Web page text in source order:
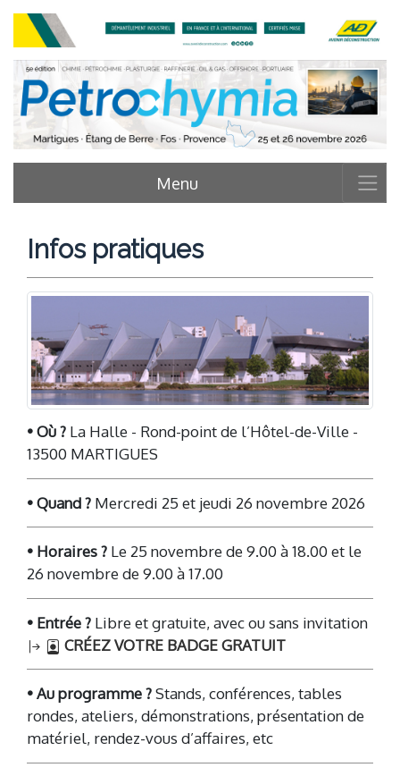
Menu
Infos pratiques
• Où ? La Halle - Rond-point de l’Hôtel-de-Ville -
13500 MARTIGUES
• Quand ? Mercredi 25 et jeudi 26 novembre 2026
• Horaires ? Le 25 novembre de 9.00 à 18.00 et le
26 novembre de 9.00 à 17.00
• Entrée ? Libre et gratuite, avec ou sans invitation
CRÉEZ VOTRE BADGE GRATUIT
• Au programme ?Stands, conférences, tables
rondes, ateliers, démonstrations, présentation de
matériel, rendez-vous d’affaires, etc